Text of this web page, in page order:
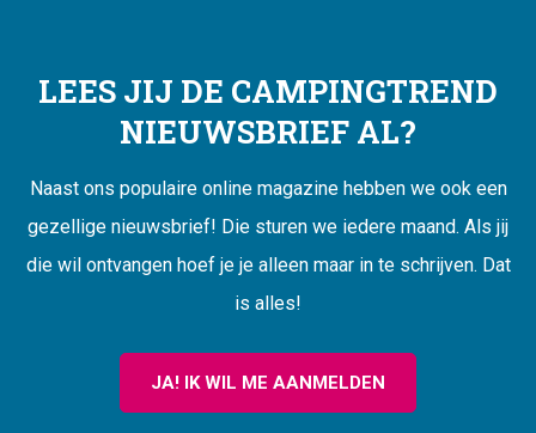
LEES JIJ DE CAMPINGTREND
NIEUWSBRIEF AL?
Naast ons populaire online magazine hebben we ook een
gezellige nieuwsbrief! Die sturen we iedere maand. Als jij
die wil ontvangen hoef je je alleen maar in te schrijven. Dat
is alles!
JA! IK WIL ME AANMELDEN